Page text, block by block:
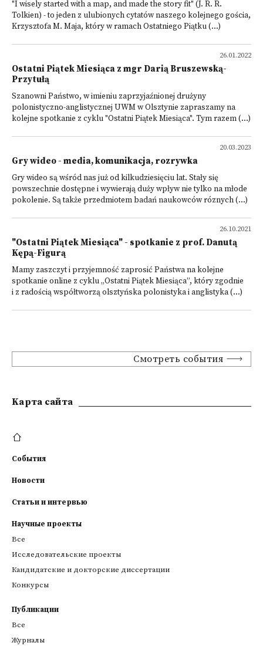
"I wisely started with a map, and made the story fit" (J. R. R.
Tolkien) - to jeden z ulubionych cytatów naszego kolejnego gościa,
Krzysztofa M. Maja, który w ramach Ostatniego Piątku (...)
26.01.2022
Ostatni Piątek Miesiąca z mgr Darią Bruszewską-
Przytułą
Szanowni Państwo, w imieniu zaprzyjaźnionej drużyny
polonistyczno-anglistycznej UWM w Olsztynie zapraszamy na
kolejne spotkanie z cyklu "Ostatni Piątek Miesiąca". Tym razem (...)
20.03.2023
Gry wideo - media, komunikacja, rozrywka
Gry wideo są wśród nas już od kilkudziesięciu lat. Stały się
powszechnie dostępne i wywierają duży wpływ nie tylko na młode
pokolenie. Są także przedmiotem badań naukowców róznych (...)
26.10.2021
"Ostatni Piątek Miesiąca" - spotkanie z prof. Danutą
Kępą-Figurą
Mamy zaszczyt i przyjemność zaprosić Państwa na kolejne
spotkanie online z cyklu „Ostatni Piątek Miesiąca”, który zgodnie
i z radością współtworzą olsztyńska polonistyka i anglistyka (...)
Смотреть события
Kарта сайта
События
Новости
Статьи и интервью
Научные проекты
Все
Исследовательские проекты
Кандидатские и докторские диссертации
Конкурсы
Публикации
Все
Журналы